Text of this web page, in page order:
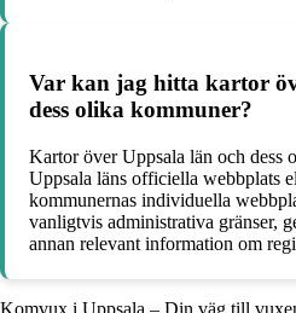
Var kan jag hitta kartor
dess olika kommuner?
Kartor över Uppsala län och dess
Uppsala läns officiella webbplats
kommunernas individuella
vanligtvis administrativa gränser,
annan relevant information om
Komvux i Uppsala – Din väg till